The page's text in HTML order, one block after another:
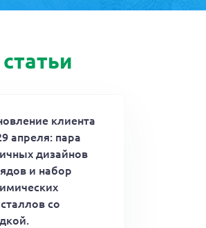
клиента
апреля: пара
дизайнов
и набор
со